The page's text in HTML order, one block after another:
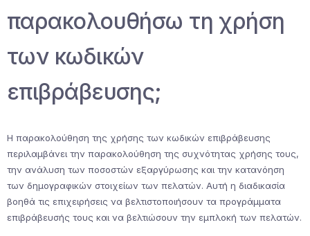
παρακολουθήσω τη χρήση
των κωδικών
επιβράβευσης;
Η παρακολούθηση της χρήσης των κωδικών επιβράβευσης
περιλαμβάνει την παρακολούθηση της συχνότητας χρήσης τους,
την ανάλυση των ποσοστών εξαργύρωσης και την κατανόηση
των δημογραφικών στοιχείων των πελατών. Αυτή η διαδικασία
βοηθά τις επιχειρήσεις να βελτιστοποιήσουν τα προγράμματα
επιβράβευσής τους και να βελτιώσουν την εμπλοκή των πελατών.